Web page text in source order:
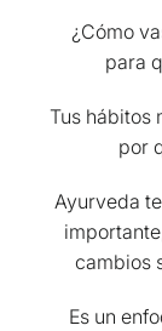
¿Cómo
para
Tus hábitos
por
Ayurveda
cambios
Es un